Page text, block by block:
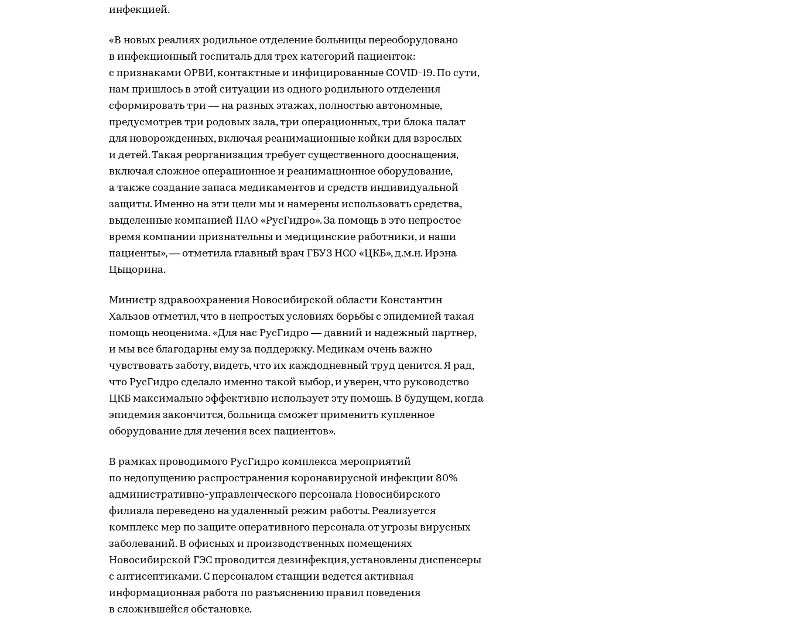
инфекцией.
«В новых реалиях родильное отделение больницы переоборудовано
в инфекционный госпиталь для трех категорий пациенток:
с признаками ОРВИ, контактные и инфицированные COVID-19. По сути,
нам пришлось в этой ситуации из одного родильного отделения
сформировать три — на разных этажах, полностью автономные,
предусмотрев три родовых зала, три операционных, три блока палат
для новорожденных, включая реанимационные койки для взрослых
и детей. Такая реорганизация требует существенного дооснащения,
включая сложное операционное и реанимационное оборудование,
а также создание запаса медикаментов и средств индивидуальной
защиты. Именно на эти цели мы и намерены использовать средства,
выделенные компанией ПАО «РусГидро». За помощь в это непростое
время компании признательны и медицинские работники, и наши
пациенты», — отметила главный врач ГБУЗ НСО «ЦКБ», д.м.н. Ирэна
Цыцорина.
Министр здравоохранения Новосибирской области Константин
Хальзов отметил, что в непростых условиях борьбы с эпидемией такая
помощь неоценима. «Для нас РусГидро — давний и надежный партнер,
и мы все благодарны ему за поддержку. Медикам очень важно
чувствовать заботу, видеть, что их каждодневный труд ценится. Я рад,
что РусГидро сделало именно такой выбор, и уверен, что руководство
ЦКБ максимально эффективно использует эту помощь. В будущем, когда
эпидемия закончится, больница сможет применить купленное
оборудование для лечения всех пациентов».
В рамках проводимого РусГидро комплекса мероприятий
по недопущению распространения коронавирусной инфекции 80%
административно-управленческого персонала Новосибирского
филиала переведено на удаленный режим работы. Реализуется
комплекс мер по защите оперативного персонала от угрозы вирусных
заболеваний. В офисных и производственных помещениях
Новосибирской ГЭС проводится дезинфекция, установлены диспенсеры
с антисептиками. С персоналом станции ведется активная
информационная работа по разъяснению правил поведения
в сложившейся обстановке.